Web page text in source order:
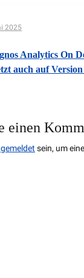
2025
Analytics On
auch auf Version
einen
sein, um